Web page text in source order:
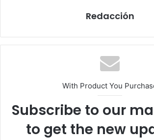
Redacción
With Product You
Subscribe to our
to get the new